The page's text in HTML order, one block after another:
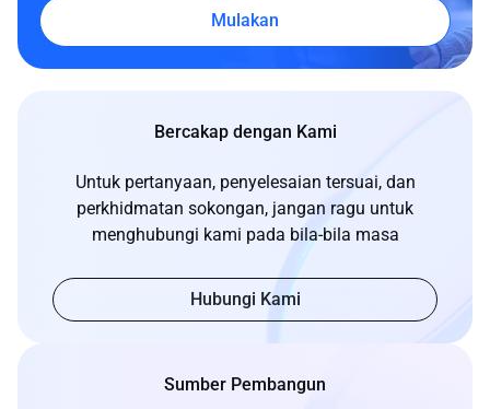
Mulakan
Bercakap dengan Kami
Untuk pertanyaan, penyelesaian tersuai, dan
perkhidmatan sokongan, jangan ragu untuk
menghubungi kami pada bila-bila masa
Hubungi Kami
Sumber Pembangun